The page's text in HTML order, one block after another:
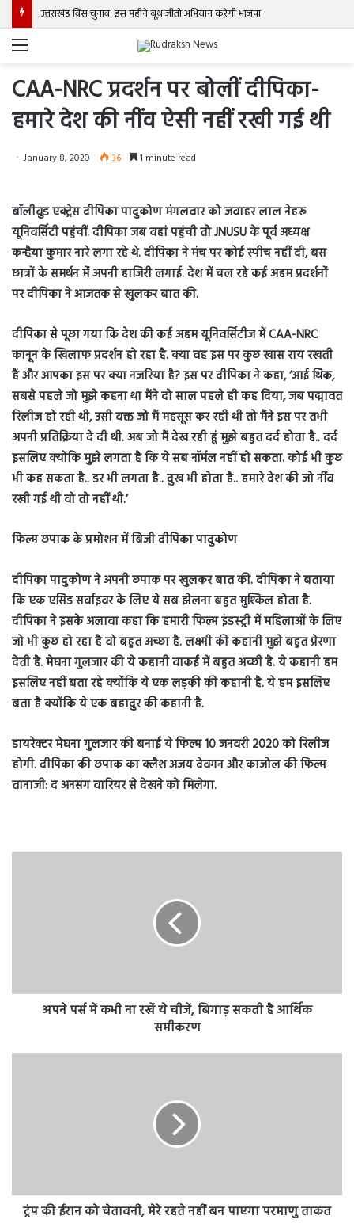
उत्तराखंड विस चुनाव: इस महीने बूथ जीतो अभियान करेगी भाजपा
Menu
CAA-NRC प्रदर्शन पर बोलीं दीपिका-
हमारे देश की नींव ऐसी नहीं रखी गई थी
January 8, 2020 36 1 minute read
बॉलीवुड एक्ट्रेस दीपिका पादुकोण मंगलवार को जवाहर लाल नेहरू
यूनिवर्सिटी पहुंचीं. दीपिका जब वहां पहुंची तो JNUSU के पूर्व अध्यक्ष
कन्हैया कुमार नारे लगा रहे थे. दीपिका ने मंच पर कोई स्पीच नहीं दी, बस
छात्रों के समर्थन में अपनी हाजिरी लगाई. देश में चल रहे कई अहम प्रदर्शनों
पर दीपिका ने आजतक से खुलकर बात की.
दीपिका से पूछा गया कि देश की कई अहम यूनिवर्सिटीज में CAA-NRC
कानून के खिलाफ प्रदर्शन हो रहा है. क्या वह इस पर कुछ खास राय रखती
हैं और आपका इस पर क्या नजरिया है? इस पर दीपिका ने कहा, ‘आई थिंक,
सबसे पहले जो मुझे कहना था मैंने दो साल पहले ही कह दिया, जब पद्मावत
रिलीज हो रही थी, उसी वक्त जो मैं महसूस कर रही थी तो मैंने इस पर तभी
अपनी प्रतिक्रिया दे दी थी. अब जो मैं देख रही हूं मुझे बहुत दर्द होता है.. दर्द
इसलिए क्योंकि मुझे लगता है कि ये सब नॉर्मल नहीं हो सकता. कोई भी कुछ
भी कह सकता है.. डर भी लगता है.. दुख भी होता है.. हमारे देश की जो नींव
रखी गई थी वो तो नहीं थी.’
फिल्म छपाक के प्रमोशन में बिजी दीपिका पादुकोण
दीपिका पादुकोण ने अपनी छपाक पर खुलकर बात की. दीपिका ने बताया
कि एक एसिड सर्वाइवर के लिए ये सब झेलना बहुत मुश्किल होता है.
दीपिका ने इसके अलावा कहा कि हमारी फिल्म इंडस्ट्री में महिलाओं के लिए
जो भी कुछ हो रहा है वो बहुत अच्छा है. लक्ष्मी की कहानी मुझे बहुत प्रेरणा
देती है. मेघना गुलजार की ये कहानी वाकई में बहुत अच्छी है. ये कहानी हम
इसलिए नहीं बता रहे क्योंकि ये एक लड़की की कहानी है. ये हम इसलिए
बता है क्योंकि ये एक बहादुर की कहानी है.
डायरेक्टर मेघना गुलजार की बनाई ये फिल्म 10 जनवरी 2020 को रिलीज
होगी. दीपिका की छपाक का क्लैश अजय देवगन और काजोल की फिल्म
तानाजी: द अनसंग वारियर से देखने को मिलेगा.
अपने पर्स में कभी ना रखें ये चीजें, बिगाड़ सकती है आर्थिक
समीकरण
ट्रंप की ईरान को चेतावनी, मेरे रहते नहीं बन पाएगा परमाणु ताकत